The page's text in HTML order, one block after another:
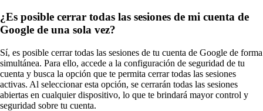
¿Es posible cerrar todas las sesiones de mi cuenta de
Google de una sola vez?
Sí, es posible cerrar todas las sesiones de tu cuenta de Google de forma
simultánea. Para ello, accede a la configuración de seguridad de tu
cuenta y busca la opción que te permita cerrar todas las sesiones
activas. Al seleccionar esta opción, se cerrarán todas las sesiones
abiertas en cualquier dispositivo, lo que te brindará mayor control y
seguridad sobre tu cuenta.